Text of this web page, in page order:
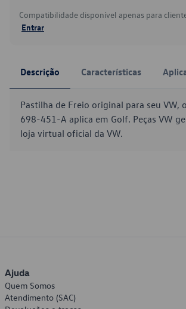
Compatibilidade disponível apenas para
Entrar
Descrição Características
Pastilha de Freio original para seu VW,
698-451-A aplica em Golf. Peças VW
loja virtual oficial da VW.
Ajuda
Quem Somos
Atendimento (SAC)